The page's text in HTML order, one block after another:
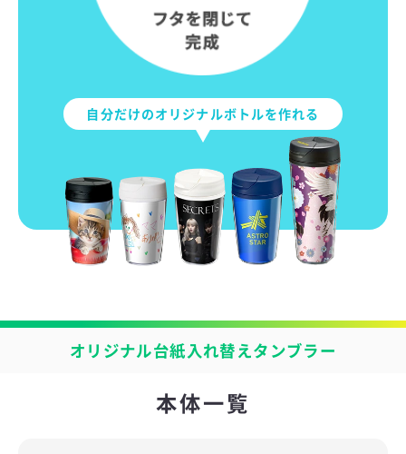
自分だけのオリジナルボトルを作れる
オリジナル台紙入れ替えタンブラー
本体一覧